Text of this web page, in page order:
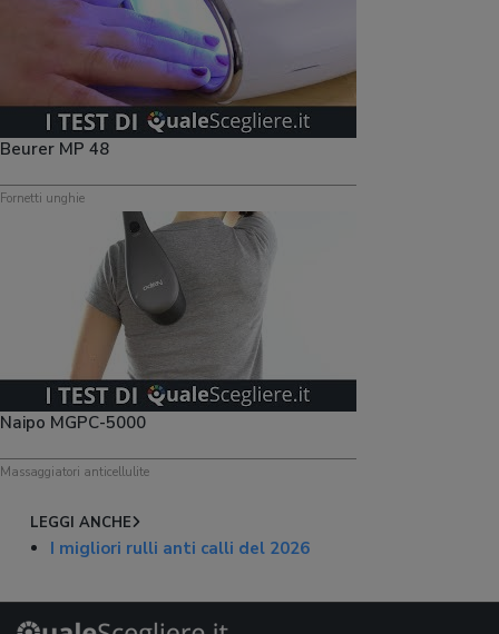
Beurer MP 48
Fornetti unghie
Naipo MGPC-5000
Massaggiatori anticellulite
LEGGI ANCHE
I migliori rulli anti calli del 2026